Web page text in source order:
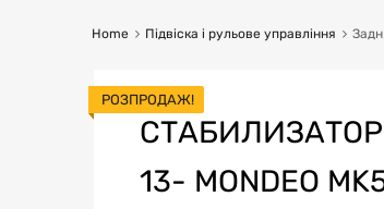
Home Підвіска і рульове управління
СТАБИЛИЗАТОР
13- MONDEO
РОЗПРОДАЖ!